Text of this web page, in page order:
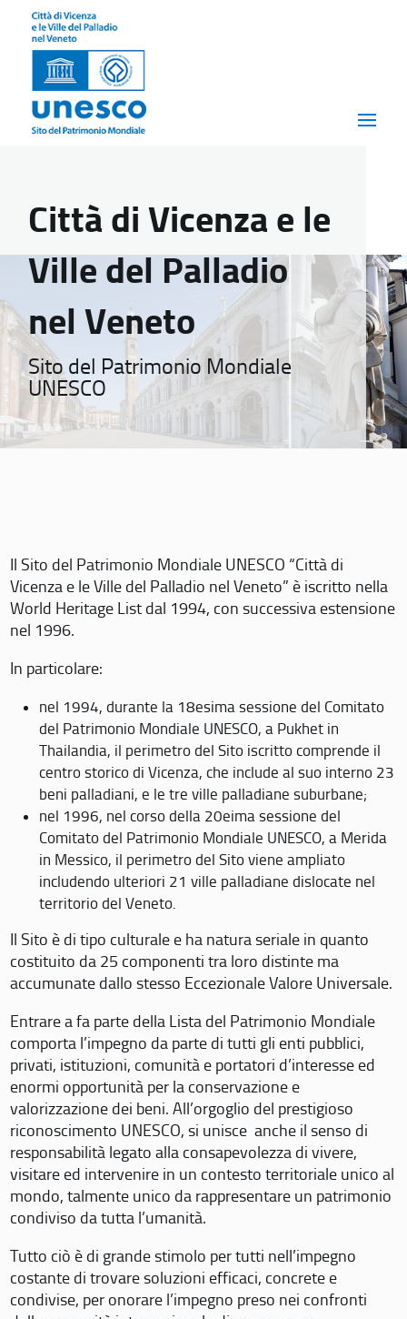
Città di Vicenza e le
Ville del Palladio
nel Veneto
Sito del Patrimonio Mondiale
UNESCO
Il Sito del Patrimonio Mondiale UNESCO “Città di
Vicenza e le Ville del Palladio nel Veneto” è iscritto nella
World Heritage List dal 1994, con successiva estensione
nel 1996.
In particolare:
nel 1994, durante la 18esima sessione del Comitato
del Patrimonio Mondiale UNESCO, a Pukhet in
Thailandia, il perimetro del Sito iscritto comprende il
centro storico di Vicenza, che include al suo interno 23
beni palladiani, e le tre ville palladiane suburbane;
nel 1996, nel corso della 20eima sessione del
Comitato del Patrimonio Mondiale UNESCO, a Merida
in Messico, il perimetro del Sito viene ampliato
includendo ulteriori 21 ville palladiane dislocate nel
territorio del Veneto.
Il Sito è di tipo culturale e ha natura seriale in quanto
costituito da 25 componenti tra loro distinte ma
accumunate dallo stesso Eccezionale Valore Universale.
Entrare a fa parte della Lista del Patrimonio Mondiale
comporta l’impegno da parte di tutti gli enti pubblici,
privati, istituzioni, comunità e portatori d’interesse ed
enormi opportunità per la conservazione e
valorizzazione dei beni. All’orgoglio del prestigioso
riconoscimento UNESCO, si unisce anche il senso di
responsabilità legato alla consapevolezza di vivere,
visitare ed intervenire in un contesto territoriale unico al
mondo, talmente unico da rappresentare un patrimonio
condiviso da tutta l’umanità.
Tutto ciò è di grande stimolo per tutti nell’impegno
costante di trovare soluzioni efficaci, concrete e
condivise, per onorare l’impegno preso nei confronti